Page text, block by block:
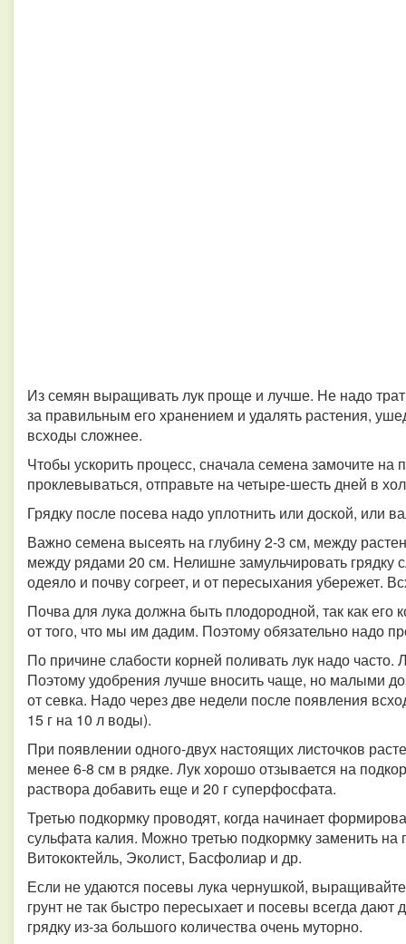
Из семян выращивать лук проще и лучше. Не надо
за правильным его хранением и удалять растения,
всходы сложнее.
Чтобы ускорить процесс, сначала семена замочите на
проклевываться, отправьте на четыре-шесть дней в
Грядку после посева надо уплотнить или доской, или
Важно семена высеять на глубину 2-3 см, между
между рядами 20 см. Нелишне замульчировать грядку
одеяло и почву согреет, и от пересыхания убережет.
Почва для лука должна быть плодородной, так как его
от того, что мы им дадим. Поэтому обязательно надо
По причине слабости корней поливать лук надо
Поэтому удобрения лучше вносить чаще, но малыми
от севка. Надо через две недели после появления
15 г на 10 л воды).
При появлении одного-двух настоящих листочков
менее 6-8 см в рядке. Лук хорошо отзывается на
раствора добавить еще и 20 г суперфосфата.
Третью подкормку проводят, когда начинает
сульфата калия. Можно третью подкормку заменить
Витококтейль, Эколист, Басфолиар и др.
Если не удаются посевы лука чернушкой,
грунт не так быстро пересыхает и посевы всегда
грядку из-за большого количества очень муторно.